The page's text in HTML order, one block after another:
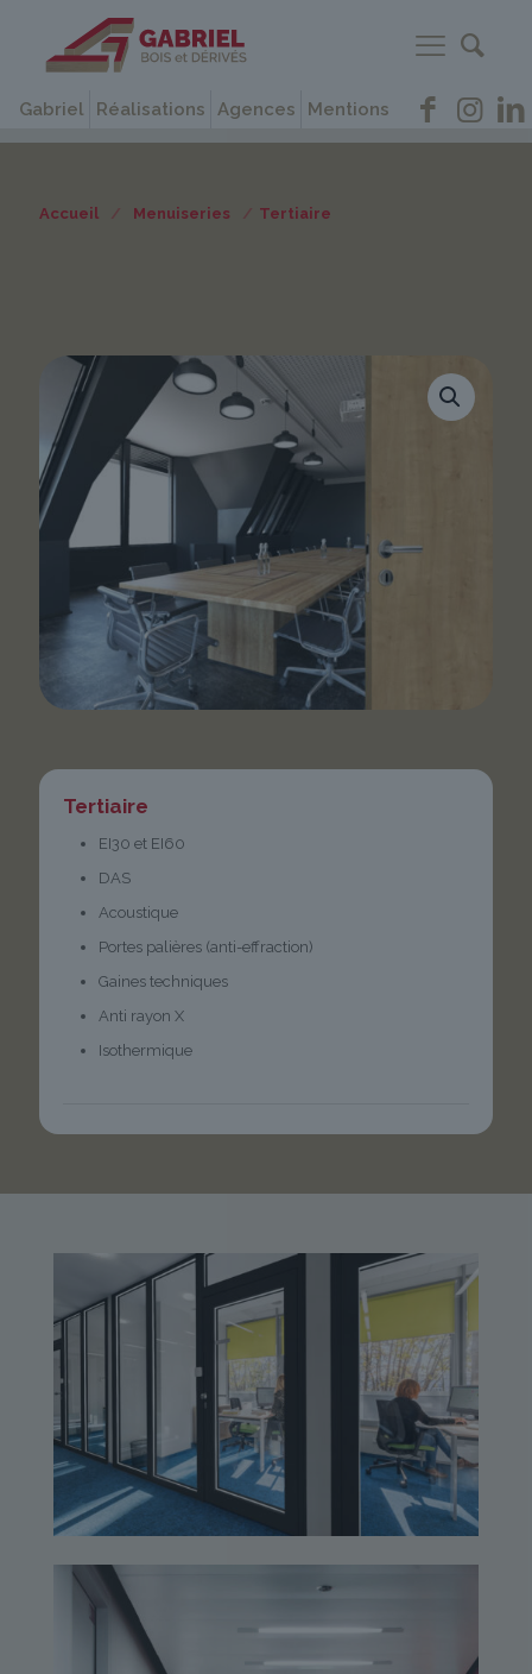
Gabriel Réalisations Agences Mentions
Accueil / Menuiseries / Tertiaire
Tertiaire
EI30 et EI60
DAS
Acoustique
Portes palières (anti-effraction)
Gaines techniques
Anti rayon X
Isothermique